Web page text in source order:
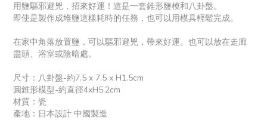
用鹽驅邪避兇，招來好運！這是一套錐形鹽模和八卦盤。
即使是製作成堆鹽這樣耗時的任務，也可以用模具輕鬆完成。
在家中角落放置鹽，可以驅邪避兇，帶來好運。也可以放在走廊
盡頭、浴室或陰暗處。
尺寸：八卦盤-約7.5 x 7.5 x H1.5cm
圓錐形模型-約直徑4xH5.2cm
材質：瓷
產地：日本設計 中國製造